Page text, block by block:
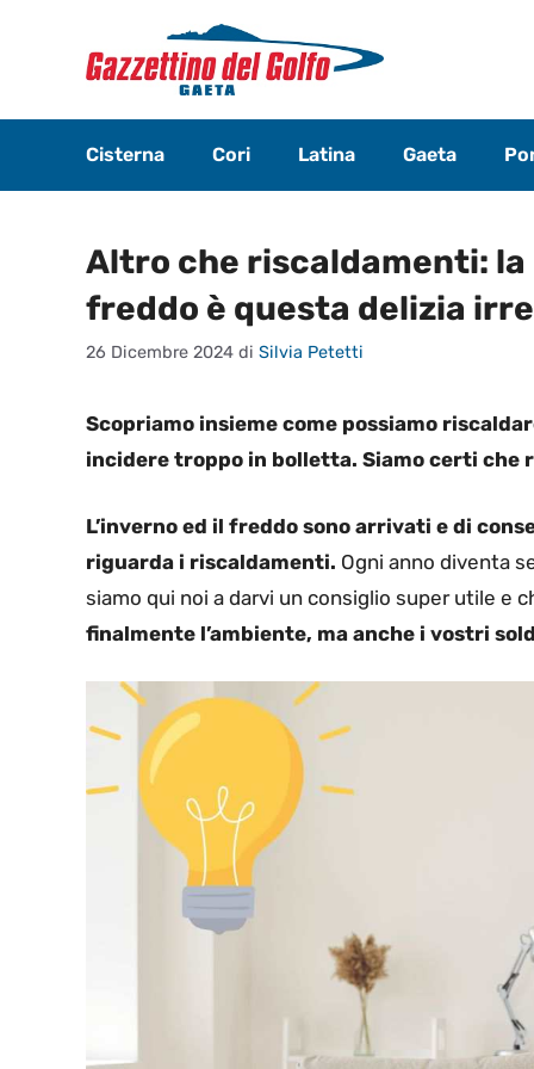
contenuto
Cisterna Cori Latina Gaeta
Altro che riscaldamenti:
freddo è questa delizia
26 Dicembre 2024 di Silvia Petetti
Scopriamo insieme come possiamo
incidere troppo in bolletta. Siamo certi che
L’inverno ed il freddo sono arrivati e di
riguarda i riscaldamenti. Ogni anno diventa
siamo qui noi a darvi un consiglio super utile e
finalmente l’ambiente, ma anche i vostri